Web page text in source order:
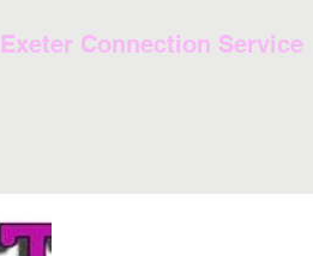
Exeter Connection Service